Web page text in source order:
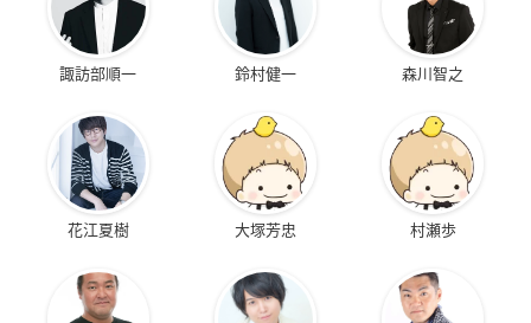
諏訪部順一 鈴村健一 森川智之
花江夏樹 大塚芳忠 村瀬歩